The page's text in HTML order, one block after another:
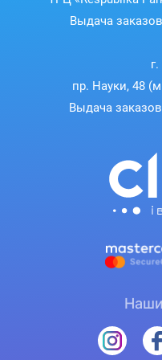
Селфи,
улучшенным
создает фото,
Выдача
пр. Науки, 48
Выдача